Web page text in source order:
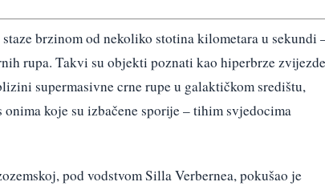
brzinom od nekoliko stotina kilometara u sekundi
rupa. Takvi su objekti poznati kao hiperbrze
supermasivne crne rupe u galaktičkom središtu,
onima koje su izbačene sporije – tihim svjedocima
pod vodstvom Silla Verbernea, pokušao je